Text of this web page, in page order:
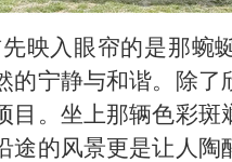
映入眼帘的是那蜿
宁静与和谐。除了
目。坐上那辆色彩斑
的风景更是让人